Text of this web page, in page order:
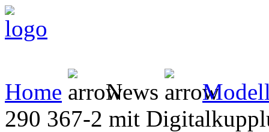
Home News
290 367-2 mit